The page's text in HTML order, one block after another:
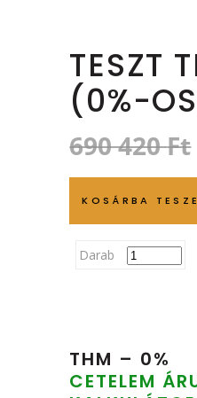
TESZT
(0%-
690 420Ft
KOSÁRBA
Darab
THM – 0%
CETELEM